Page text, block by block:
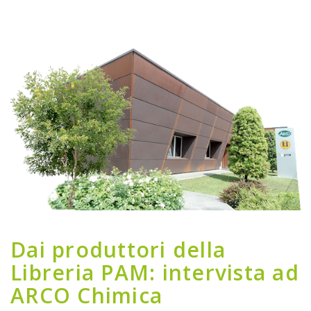
Dai produttori della
Libreria PAM: intervista ad
ARCO Chimica